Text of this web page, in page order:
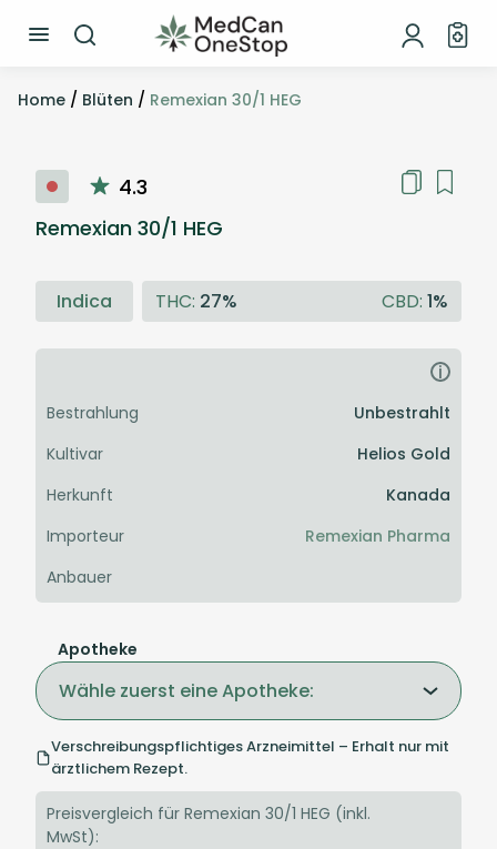
Home / Blüten / Remexian 30/1 HEG
4.3
Remexian 30/1 HEG
Indica THC: 27% CBD: 1%
i
Bestrahlung
Unbestrahlt
Kultivar
Helios Gold
Herkunft
Kanada
Importeur
Remexian Pharma
Anbauer
Apotheke
Wähle zuerst eine Apotheke:
Verschreibungspflichtiges Arzneimittel – Erhalt nur mit
ärztlichem Rezept.
Preisvergleich für Remexian 30/1 HEG (inkl.
MwSt):